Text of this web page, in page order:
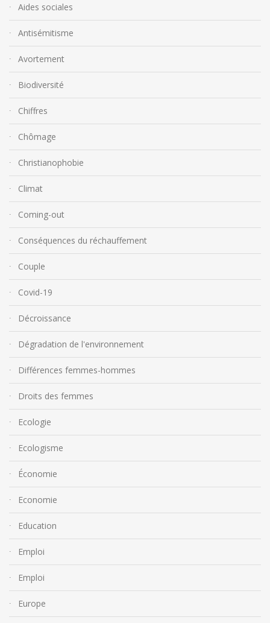
Aides sociales
Antisémitisme
Avortement
Biodiversité
Chiffres
Chômage
Christianophobie
Climat
Coming-out
Conséquences du réchauffement
Couple
Covid-19
Décroissance
Dégradation de l'environnement
Différences femmes-hommes
Droits des femmes
Ecologie
Ecologisme
Économie
Economie
Education
Emploi
Emploi
Europe